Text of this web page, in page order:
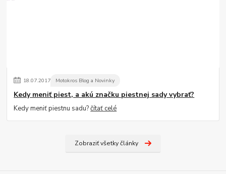
18.07.2017 Motokros Blog a Novinky
Kedy meniť piest, a akú značku piestnej sady vybrať?
Kedy meniť piestnu sadu?čítať celé
Zobraziť všetky články